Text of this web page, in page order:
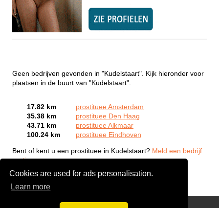
Cookies are used for ads personalisation.
Learn more
Geen bedrijven gevonden in "Kudelstaart". Kijk hieronder voor
plaatsen in de buurt van "Kudelstaart".
17.82 km
prostituee Amsterdam
35.38 km
prostituee Den Haag
43.71 km
prostituee Alkmaar
100.24 km
prostituee Eindhoven
Bent of kent u een prostituee in Kudelstaart? Meld een bedrijf
gratis aan